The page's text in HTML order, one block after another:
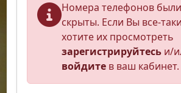
Номера телефонов были
скрыты. Если Вы все-таки
хотите их просмотреть
зарегистрируйтесь и/
войдите в ваш кабинет.